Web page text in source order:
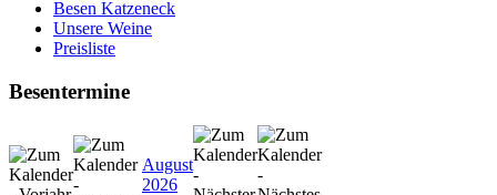
Besen Katzeneck
Unsere Weine
Preisliste
Besentermine
August
2026